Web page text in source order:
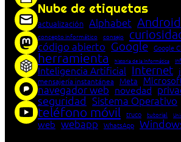
Nube de etiquetas
actualización Alphabet Android
concepto informático consejo
código abierto Google Google
herramienta historia de la Informática
Inteligencia Artificial Internet
mensajería instantánea Meta
navegador web novedad
seguridad Sistema Operativo
teléfono móvil truco tutorial
web webapp WhatsApp